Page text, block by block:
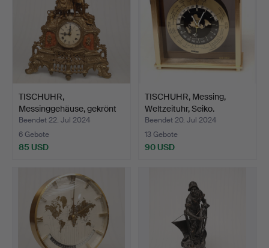
TISCHUHR,
Messinggehäuse, gekrönt
von eine…
Beendet 22. Jul 2024
6 Gebote
85 USD
TISCHUHR, Messing,
Weltzeituhr, Seiko.
Beendet 20. Jul 2024
13 Gebote
90 USD